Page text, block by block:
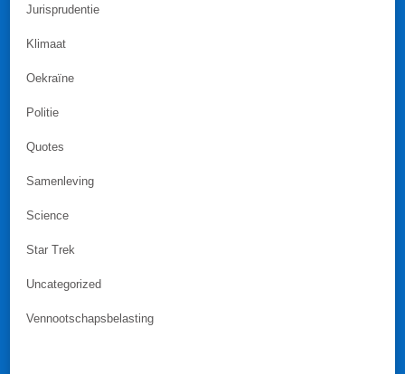
Jurisprudentie
Klimaat
Oekraïne
Politie
Quotes
Samenleving
Science
Star Trek
Uncategorized
Vennootschapsbelasting